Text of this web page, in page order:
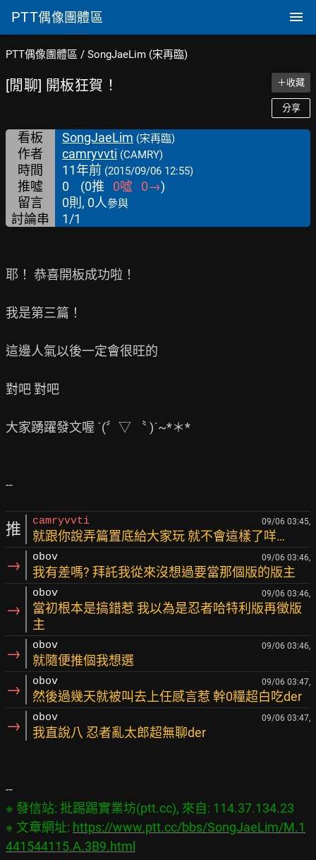
PTT偶像團體區
PTT偶像團體區 / SongJaeLim (宋再臨)
[閒聊] 開板狂賀！ ＋收藏
分享
看板 SongJaeLim (宋再臨)
作者 camryvvti (CAMRY)
時間 11年前 (2015/09/06 12:55)
推噓 0 (0推 0噓 0→)
留言
0則, 0人參與
討論串 1/1
耶！ 恭喜開板成功啦！
我是第三篇！
這邊人氣以後一定會很旺的
對吧 對吧
大家踴躍發文喔 ˋ(〞▽ 〝 )ˊ~*＊*
推 camryvvti 09/06 03:45,
就跟你說弄篇置底給大家玩 就不會這樣了咩…
→ obov 09/06 03:46,
我有差嗎? 拜託我從來沒想過要當那個版的版主
→
obov 09/06 03:46,
當初根本是搞錯惹 我以為是忍者哈特利版再徵版
主
→ obov 09/06 03:46,
就隨便推個我想選
→ obov 09/06 03:47,
然後過幾天就被叫去上任感言惹 幹0糧超白吃der
→ obov 09/06 03:47,
我直說八 忍者亂太郎超無聊der
※ 發信站: 批踢踢實業坊(ptt.cc), 來自: 114.37.134.23
※ 文章網址: https://www.ptt.cc/bbs/SongJaeLim/M.1
441544115.A.3B9.html